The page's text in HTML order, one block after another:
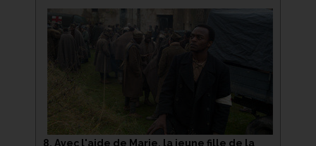
8. Avec l'aide de Marie, la jeune fille de la